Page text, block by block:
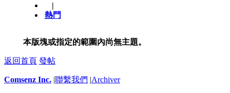
|
熱門
本版塊或指定的範圍內尚無主題。
返回首頁 發帖
Comsenz Inc. |聯繫我們 |Archiver